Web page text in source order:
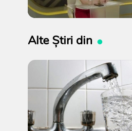
Alte Știri din